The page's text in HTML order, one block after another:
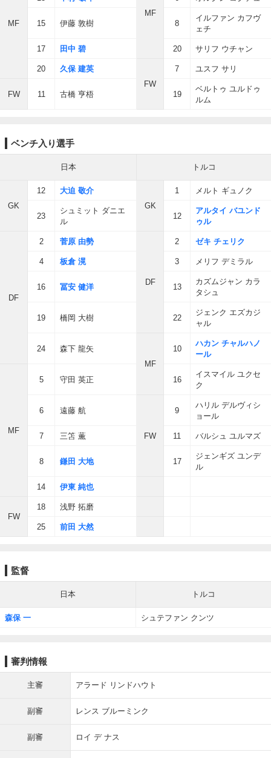
MF
MF
15 伊藤 敦樹 8
イルファン カフヴ
ェチ
17 田中 碧 20 サリフ ウチャン
20
久保 建英
FW
7 ユスフ サリ
FW 11 古橋 亨梧 19
ベルトゥ ユルドゥ
ルム
ベンチ入り選手
日本 トルコ
GK
12
大迫 敬介
GK
1 メルト ギュノク
23
シュミット ダニエ
ル
12
アルタイ バユンド
ゥル
DF
2 菅原 由勢
DF
2 ゼキ チェリク
4 板倉 滉 3 メリフ デミラル
16 冨安 健洋 13
カズムジャン カラ
タシュ
19 橋岡 大樹 22
ジェンク エズカジ
ャル
24
森下 龍矢
MF
10
ハカン チャルハノ
ール
MF
5 守田 英正 16
イスマイル ユクセ
ク
6 遠藤 航
FW
9
ハリル デルヴィシ
ョール
7 三笘 薫 11 バルシュ ユルマズ
8 鎌田 大地 17
ジェンギズ ユンデ
ル
14 伊東 純也
FW
18 浅野 拓磨
25 前田 大然
監督
日本 トルコ
森保 一 シュテファン クンツ
審判情報
主審 アラード リンドハウト
副審 レンス ブルーミンク
副審 ロイ デ ナス